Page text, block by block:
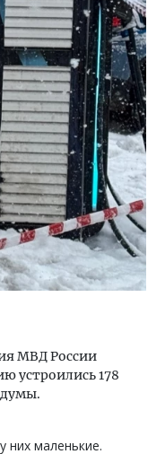
МВД России
устроились 178
них маленькие.
Двухуровневые номера и
Каким будет новый апарт-
«Белкур» в Белокурихе
ДОМА И КВАРТИРЫ